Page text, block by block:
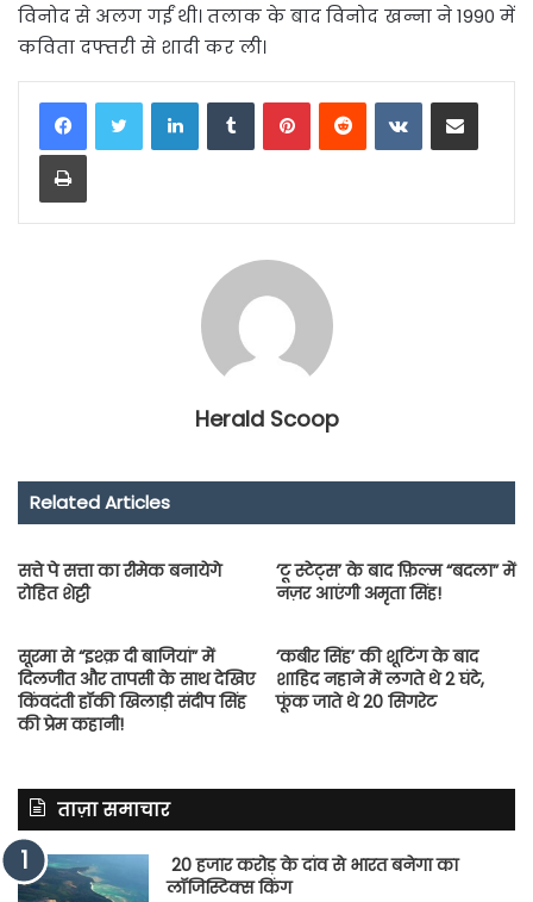
विनोद से अलग गईं थी। तलाक के बाद विनोद खन्ना ने 1990 में
कविता दफ्तरी से शादी कर ली।
LinkedInTumblrPinterestReddit VKontakteShare via Email
Print
Herald Scoop
Related Articles
सत्ते पे सत्ता का रीमेक बनायेगे
रोहित शेट्टी
‘टू स्टेट्स’ के बाद फ़िल्म “बदला” में
नज़र आएंगी अमृता सिंह!
सूरमा से “इश्क़ दी बाजियां” में
दिलजीत और तापसी के साथ देखिए
किंवदंती हॉकी खिलाड़ी संदीप सिंह
की प्रेम कहानी!
‘कबीर सिंह’ की शूटिंग के बाद
शाहिद नहाने में लगते थे 2 घंटे,
फूंक जाते थे 20 सिगरेट
ताज़ा समाचार
20 हजार करोड़ के दांव से भारत बनेगा का
लॉजिस्टिक्स किंग